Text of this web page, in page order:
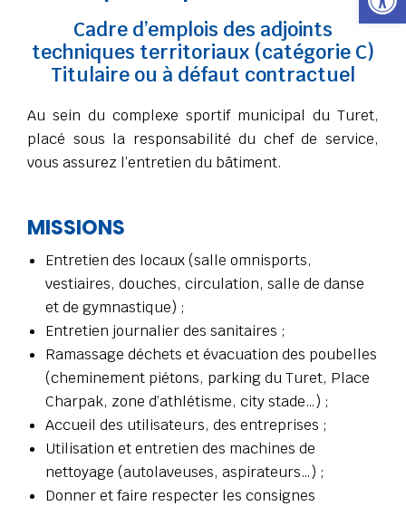
Cadre d’emplois des adjoints
techniques territoriaux (catégorie C)
Titulaire ou à défaut contractuel
Au sein du complexe sportif municipal du Turet,
placé sous la responsabilité du chef de service,
vous assurez l’entretien du bâtiment.
MISSIONS
Entretien des locaux (salle omnisports,
vestiaires, douches, circulation, salle de danse
et de gymnastique) ;
Entretien journalier des sanitaires ;
Ramassage déchets et évacuation des poubelles
(cheminement piétons, parking du Turet, Place
Charpak, zone d’athlétisme, city stade…) ;
Accueil des utilisateurs, des entreprises ;
Utilisation et entretien des machines de
nettoyage (autolaveuses, aspirateurs…) ;
Donner et faire respecter les consignes